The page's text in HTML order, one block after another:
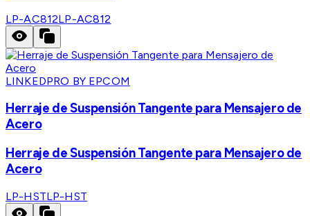
LP-AC812LP-AC812
LINKEDPRO BY EPCOM
Herraje de Suspensión Tangente para Mensajero de
Acero
Herraje de Suspensión Tangente para Mensajero de
Acero
LP-HSTLP-HST